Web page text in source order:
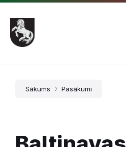
Pāriet
saturu
Skip
main
navigation
Skip
footer
Sākums Pasākumi